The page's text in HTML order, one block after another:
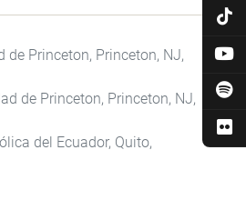
Princeton, Princeton, NJ,
de Princeton, Princeton, NJ,
del Ecuador, Quito,